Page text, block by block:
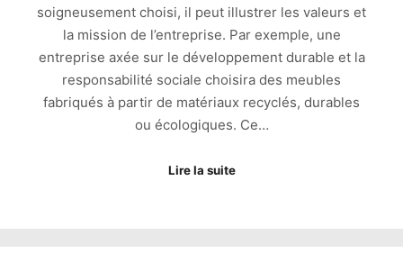
soigneusement choisi, il peut illustrer les valeurs et
la mission de l’entreprise. Par exemple, une
entreprise axée sur le développement durable et la
responsabilité sociale choisira des meubles
fabriqués à partir de matériaux recyclés, durables
ou écologiques. Ce…
Lire la suite